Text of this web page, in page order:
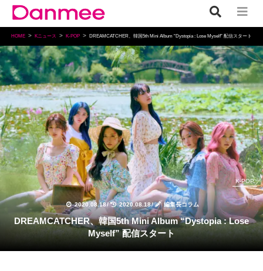
HOME Kニュース K-POP DREAMCATCHER、韓国5th Mini Album “Dystopia : Lose Myself” 配信スタート
2020.08.18/ 2020.08.18/ 編集長コラム
K-POP
DREAMCATCHER、韓国5th Mini Album “Dystopia : Lose
Myself” 配信スタート